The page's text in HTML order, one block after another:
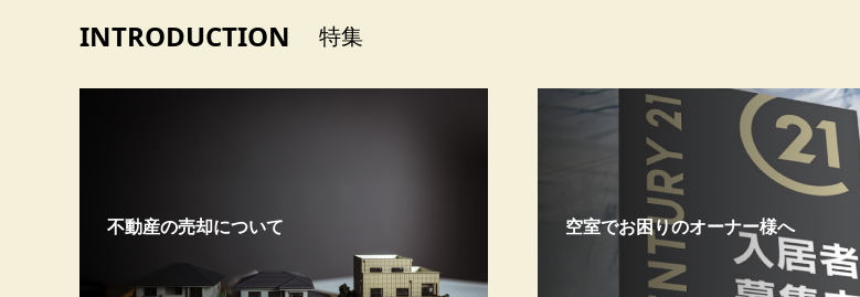
INTRODUCTION 特集
不動産の売却について 空室でお困りのオーナー様へ